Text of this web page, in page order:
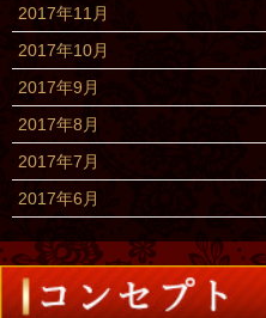
2017年11月
2017年10月
2017年9月
2017年8月
2017年7月
2017年6月